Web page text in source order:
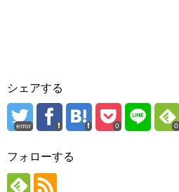
シェアする
error 0 0
フォローする